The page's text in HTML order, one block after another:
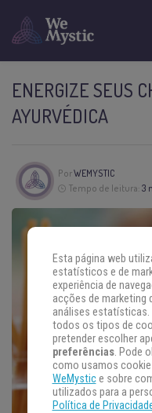
ENERGIZE SEUS
AYURVÉDICA
PorWEMYSTIC
Tempo de leitura: 3
Esta página web
estatísticos e de
experiência de
acções de marketing
análises estatísticas.
todos os tipos de
pretender escolher
preferências. Pode
como usamos
WeMystice sobre
utilizados para a
Política de